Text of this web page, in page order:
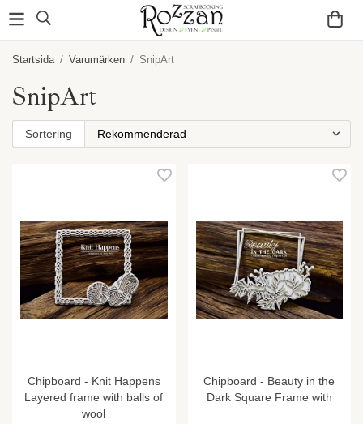
Startsida / Varumärken / SnipArt
SnipArt
Sortering
Chipboard - Knit Happens
Layered frame with balls of
wool
Chipboard - Beauty in the
Dark Square Frame with